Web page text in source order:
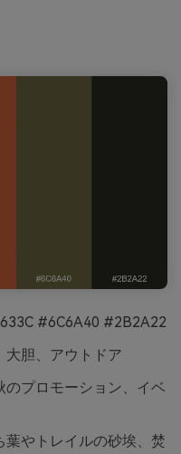
#6C6A40 #2B2A22
大胆、アウトドア
のプロモーション、イベ
葉やトレイルの砂埃、焚